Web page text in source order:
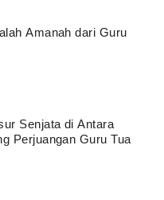
Amanah dari Guru
Senjata di Antara
Perjuangan Guru Tua